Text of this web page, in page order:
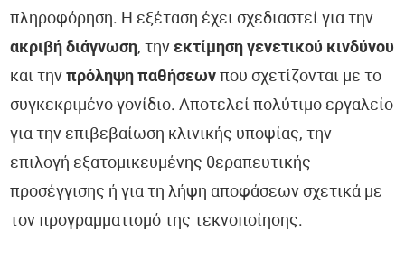
πληροφόρηση. Η εξέταση έχει σχεδιαστεί για την
ακριβή διάγνωση, τηνεκτίμηση γενετικού κινδύνου
και τηνπρόληψη παθήσεων που σχετίζονται με το
συγκεκριμένο γονίδιο. Αποτελεί πολύτιμο εργαλείο
για την επιβεβαίωση κλινικής υποψίας, την
επιλογή εξατομικευμένης θεραπευτικής
προσέγγισης ή για τη λήψη αποφάσεων σχετικά με
τον προγραμματισμό της τεκνοποίησης.